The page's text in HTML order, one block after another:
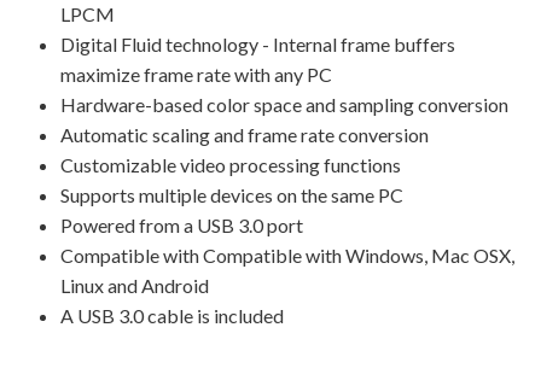
LPCM
Digital Fluid technology - Internal frame buffers
maximize frame rate with any PC
Hardware-based color space and sampling conversion
Automatic scaling and frame rate conversion
Customizable video processing functions
Supports multiple devices on the same PC
Powered from a USB 3.0 port
Compatible with Compatible with Windows, Mac OSX,
Linux and Android
A USB 3.0 cable is included